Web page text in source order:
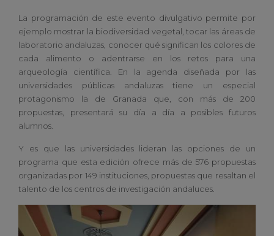
La programación de este evento divulgativo permite por
ejemplo mostrar la biodiversidad vegetal, tocar las áreas de
laboratorio andaluzas, conocer qué significan los colores de
cada alimento o adentrarse en los retos para una
arqueología científica. En la agenda diseñada por las
universidades públicas andaluzas tiene un especial
protagonismo la de Granada que, con más de 200
propuestas, presentará su día a día a posibles futuros
alumnos.
Y es que las universidades lideran las opciones de un
programa que esta edición ofrece más de 576 propuestas
organizadas por 149 instituciones, propuestas que resaltan el
talento de los centros de investigación andaluces.